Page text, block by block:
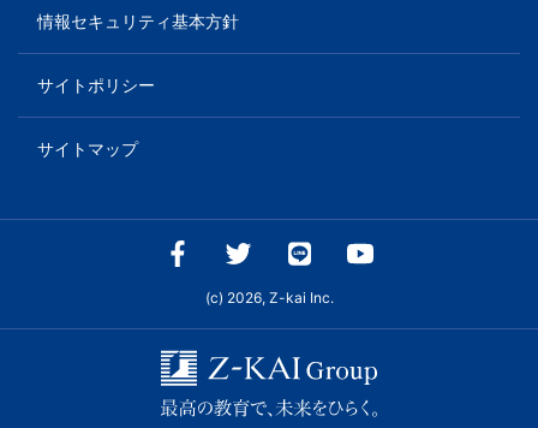
情報セキュリティ基本方針
サイトポリシー
サイトマップ
(c) 2026, Z-kai Inc.